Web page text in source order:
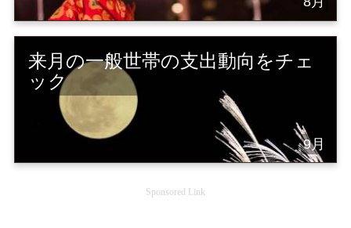
来月の一般世帯の支出動向をチェ
ック
9月
Sponsored Link